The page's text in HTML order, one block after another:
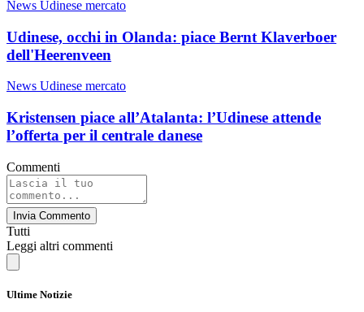
News Udinese mercato
Udinese, occhi in Olanda: piace Bernt Klaverboer
dell'Heerenveen
News Udinese mercato
Kristensen piace all’Atalanta: l’Udinese attende
l’offerta per il centrale danese
Commenti
Invia Commento
Tutti
Leggi altri commenti
Ultime Notizie